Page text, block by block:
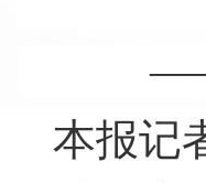
本报记